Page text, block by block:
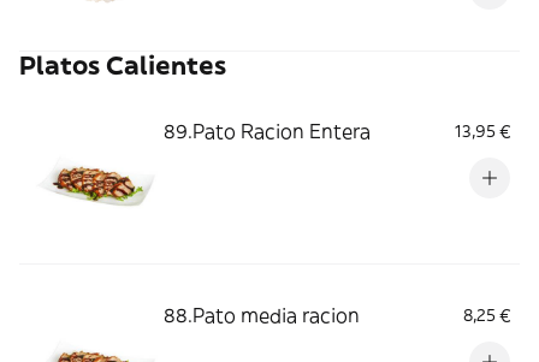
Platos Calientes
89.Pato Racion Entera 13,95 €
88.Pato media racion 8,25 €